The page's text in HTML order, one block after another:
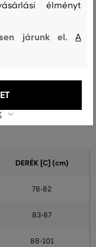
az általam
mérettáblázata
DERÉK [C] (cm)
78-82
83-87
88-101
élményt
járunk el.A